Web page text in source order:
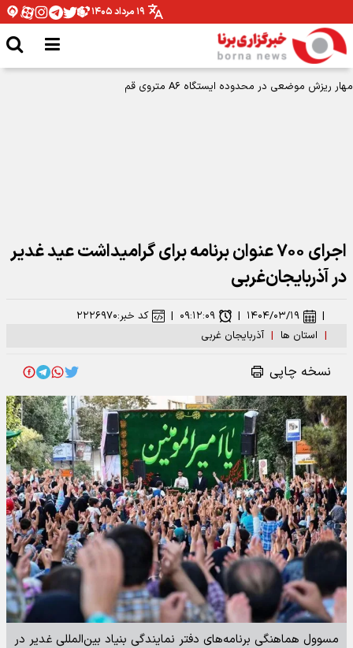
۱۹ مرداد ۱۴۰۵
مهار ریزش موضعی در محدوده ایستگاه A۶ متروی قم
اجرای ۷۰۰ عنوان برنامه برای گرامیداشت عید غدیر
در آذربایجان‌غربی
| استان ها | آذربایجان غربی
| ۱۴۰۴/۰۳/۱۹ | ۰۹:۱۲:۰۹ | کد خبر:۲۲۲۶۹۷۰
نسخه چاپی
مسوول هماهنگی برنامه‌های دفتر نمایندگی بنیاد بین‌المللی غدیر در